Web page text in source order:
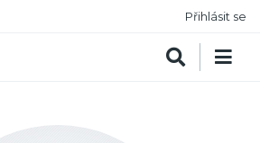
Přihlásit se